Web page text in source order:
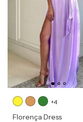
+4
Florença Dress